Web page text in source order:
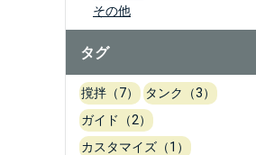
その他
タグ
撹拌（7）
タンク（3）
ガイド（2）
カスタマイズ（1）